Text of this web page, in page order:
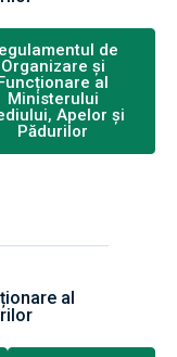
de
Organizare și
al
Ministerului
Apelor și
Pădurilor
al